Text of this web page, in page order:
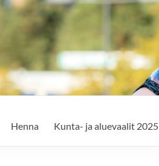
Henna Kunta- ja aluevaalit 2025